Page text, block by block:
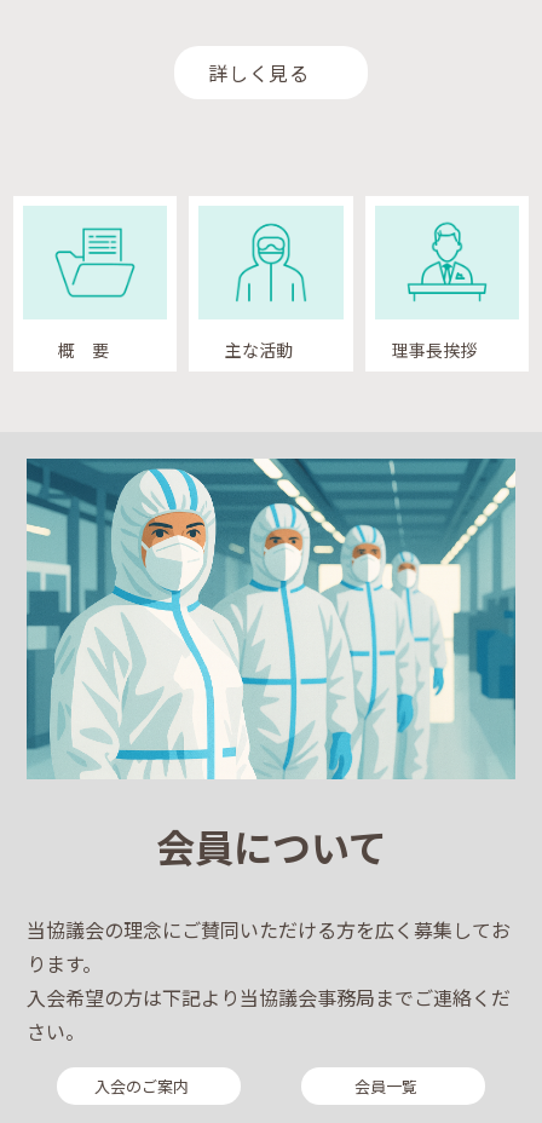
詳しく見る
概 要 主な活動 理事長挨拶
会員について
当協議会の理念にご賛同いただける方を広く募集してお
ります。
入会希望の方は下記より当協議会事務局までご連絡くだ
さい。
入会のご案内 会員一覧